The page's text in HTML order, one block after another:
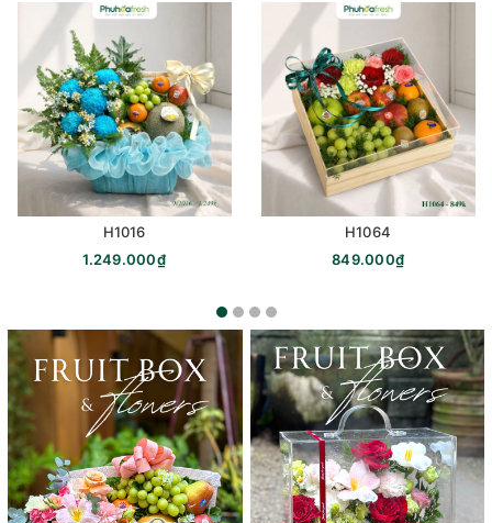
H1016
1.249.000₫
H1064
849.000₫